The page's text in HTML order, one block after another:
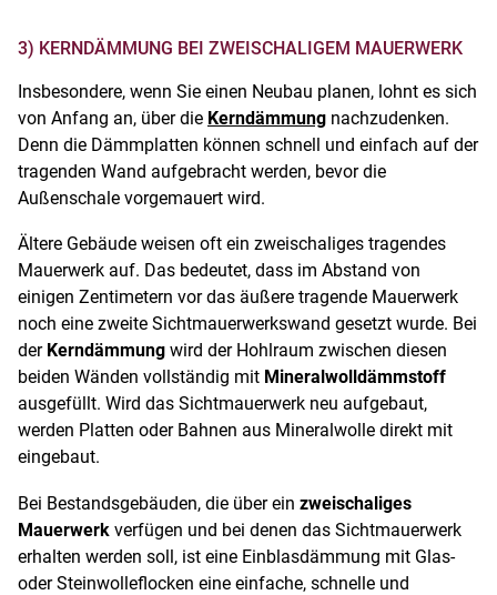
3) KERNDÄMMUNG BEI ZWEISCHALIGEM MAUERWERK
Insbesondere, wenn Sie einen Neubau planen, lohnt es sich
von Anfang an, über die Kerndämmung nachzudenken.
Denn die Dämmplatten können schnell und einfach auf der
tragenden Wand aufgebracht werden, bevor die
Außenschale vorgemauert wird.
Ältere Gebäude weisen oft ein zweischaliges tragendes
Mauerwerk auf. Das bedeutet, dass im Abstand von
einigen Zentimetern vor das äußere tragende Mauerwerk
noch eine zweite Sichtmauerwerkswand gesetzt wurde. Bei
der Kerndämmung wird der Hohlraum zwischen diesen
beiden Wänden vollständig mit Mineralwolldämmstoff
ausgefüllt. Wird das Sichtmauerwerk neu aufgebaut,
werden Platten oder Bahnen aus Mineralwolle direkt mit
eingebaut.
Bei Bestandsgebäuden, die über ein zweischaliges
Mauerwerk verfügen und bei denen das Sichtmauerwerk
erhalten werden soll, ist eine Einblasdämmung mit Glas-
oder Steinwolleflocken eine einfache, schnelle und